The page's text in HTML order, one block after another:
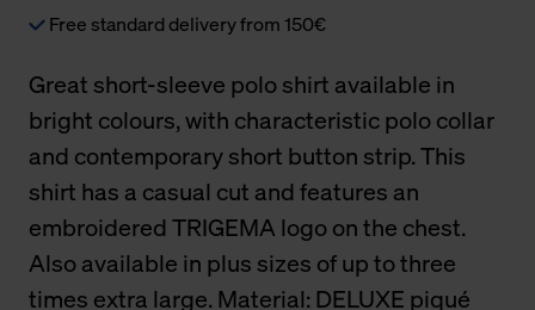
Free standard delivery from 150€
Great short-sleeve polo shirt available in
bright colours, with characteristic polo collar
and contemporary short button strip. This
shirt has a casual cut and features an
embroidered TRIGEMA logo on the chest.
Also available in plus sizes of up to three
times extra large. Material: DELUXE piqué